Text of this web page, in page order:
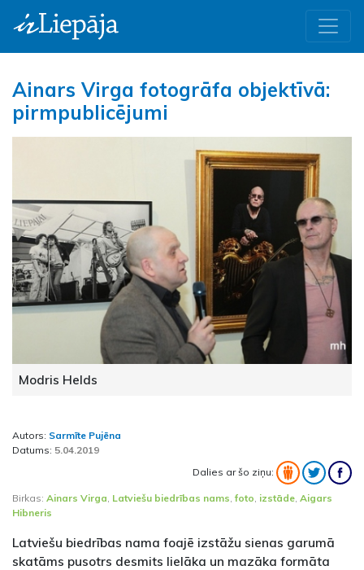
Ainars Virga fotogrāfa objektīvā:
pirmpublicējumi
Modris Helds
Autors: Sarmīte Pujēna
Datums: 5.04.2019
Dalies ar šo ziņu:
Birkas: Ainars Virga Latviešu biedrības nams ,foto izstāde Aigars
Hibneris
Latviešu biedrības nama foajē izstāžu sienas garumā
skatāms pusotrs desmits lielāka un mazāka formāta